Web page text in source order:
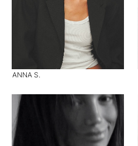
ANNA S.